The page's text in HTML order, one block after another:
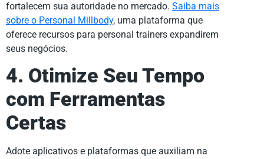
fortalecem sua autoridade no mercado. Saiba mais
sobre o Personal Millbody, uma plataforma que
oferece recursos para personal trainers expandirem
seus negócios.
4. Otimize Seu Tempo
com Ferramentas
Certas
Adote aplicativos e plataformas que auxiliam na